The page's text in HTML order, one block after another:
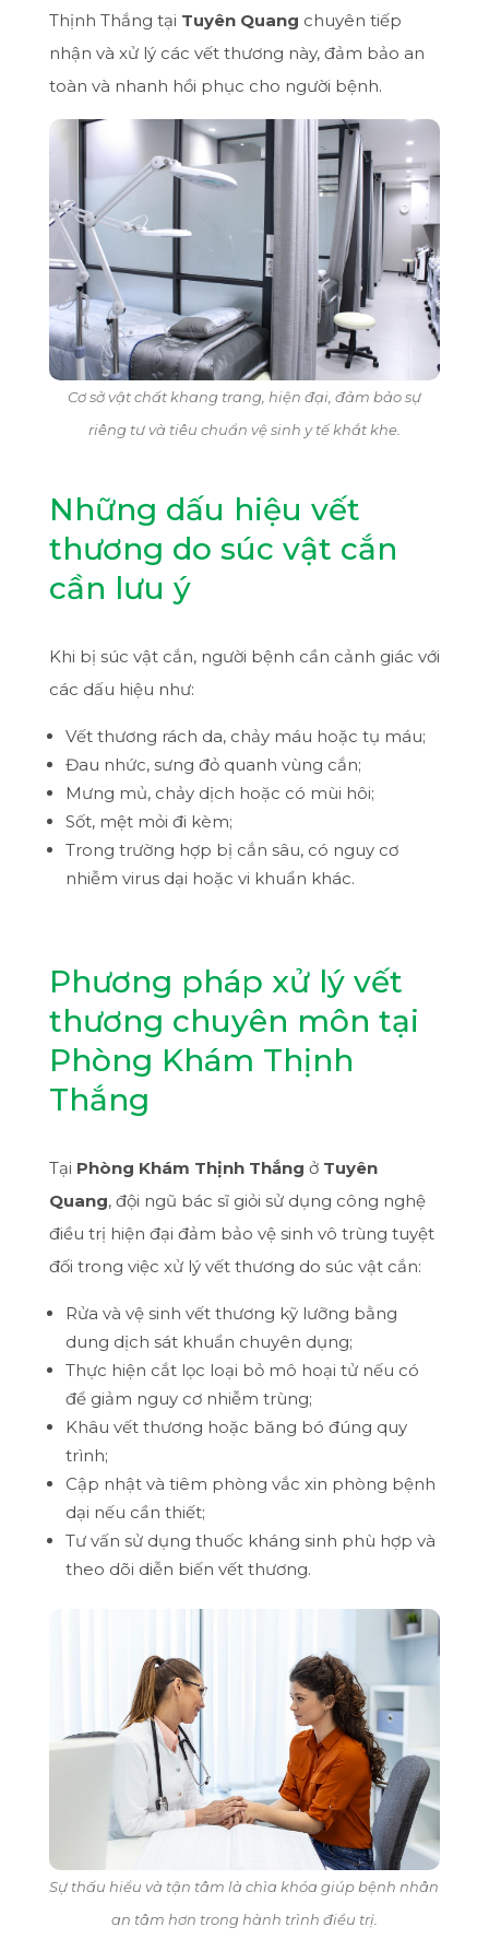
Thịnh Thắng tại Tuyên Quang chuyên tiếp
nhận và xử lý các vết thương này, đảm bảo an
toàn và nhanh hồi phục cho người bệnh.
Cơ sở vật chất khang trang, hiện đại, đảm bảo sự
riêng tư và tiêu chuẩn vệ sinh y tế khắt khe.
Những dấu hiệu vết
thương do súc vật cắn
cần lưu ý
Khi bị súc vật cắn, người bệnh cần cảnh giác với
các dấu hiệu như:
Vết thương rách da, chảy máu hoặc tụ máu;
Đau nhức, sưng đỏ quanh vùng cắn;
Mưng mủ, chảy dịch hoặc có mùi hôi;
Sốt, mệt mỏi đi kèm;
Trong trường hợp bị cắn sâu, có nguy cơ
nhiễm virus dại hoặc vi khuẩn khác.
Phương pháp xử lý vết
thương chuyên môn tại
Phòng Khám Thịnh
Thắng
Tại Phòng Khám Thịnh Thắng ở Tuyên
Quang, đội ngũ bác sĩ giỏi sử dụng công nghệ
điều trị hiện đại đảm bảo vệ sinh vô trùng tuyệt
đối trong việc xử lý vết thương do súc vật cắn:
Rửa và vệ sinh vết thương kỹ lưỡng bằng
dung dịch sát khuẩn chuyên dụng;
Thực hiện cắt lọc loại bỏ mô hoại tử nếu có
để giảm nguy cơ nhiễm trùng;
Khâu vết thương hoặc băng bó đúng quy
trình;
Cập nhật và tiêm phòng vắc xin phòng bệnh
dại nếu cần thiết;
Tư vấn sử dụng thuốc kháng sinh phù hợp và
theo dõi diễn biến vết thương.
Sự thấu hiểu và tận tâm là chìa khóa giúp bệnh nhân
an tâm hơn trong hành trình điều trị.